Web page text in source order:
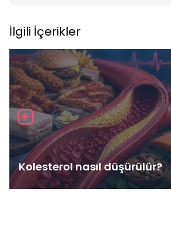
İlgili İçerikler
Kolesterol nasıl düşürülür?